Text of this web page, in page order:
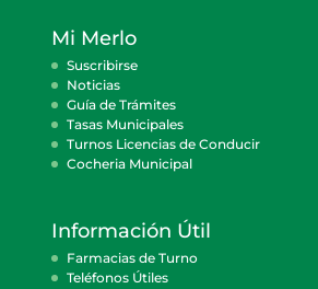
Mi Merlo
Suscribirse
Noticias
Guía de Trámites
Tasas Municipales
Turnos Licencias de Conducir
Cocheria Municipal
Información Útil
Farmacias de Turno
Teléfonos Útiles